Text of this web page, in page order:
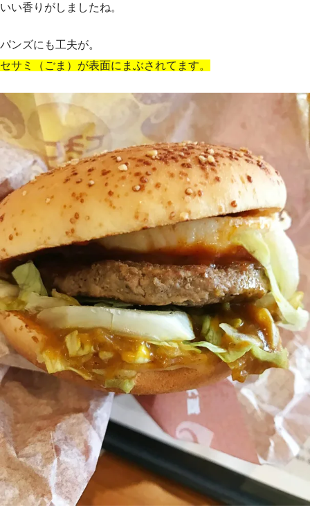
いい香りがしましたね。
パンズにも工夫が。
セサミ（ごま）が表面にまぶされてます。